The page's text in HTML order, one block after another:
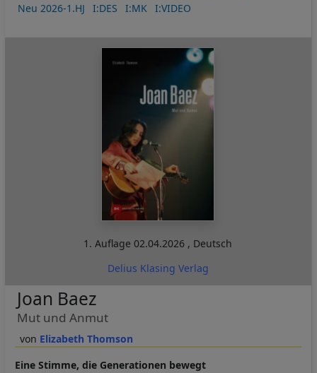
Neu 2026-1.HJ
I:DES I:MK I:VIDEO
1. Auflage02.04.2026 , Deutsch
Delius Klasing Verlag
Elizabeth Thomson
Joan Baez
Mut und Anmut
Eine Stimme, die Generationen bewegt